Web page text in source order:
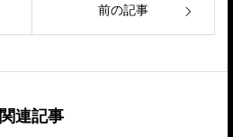
前の記事
関連記事